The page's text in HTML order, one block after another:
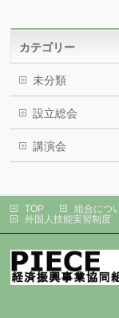
カテゴリー
未分類
設立総会
講演会
TOP 組合につ
外国人技能実習制度